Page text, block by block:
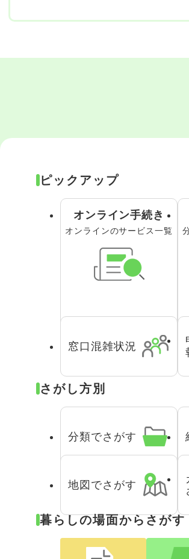
ピックアップ
オンライン手続き
オンラインのサービス一覧
窓口混雑状況
さがし方別
分類でさがす
地図でさがす
暮らしの場面からさがす